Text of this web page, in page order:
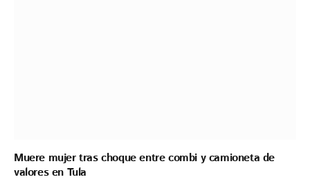
Muere mujer tras choque entre combi y camioneta de
valores en Tula